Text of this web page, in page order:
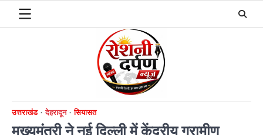
उत्तराखंड देहरादून सियासत
मुख्यमंत्री ने नई दिल्ली में केंद्रीय ग्रामीण